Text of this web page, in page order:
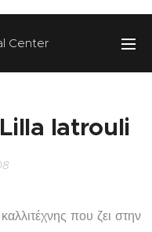
Center
Lilla Iatrouli
που ζει στην